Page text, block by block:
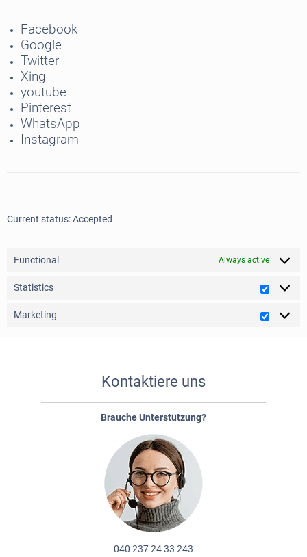
Facebook
Google
Twitter
Xing
youtube
Pinterest
WhatsApp
Instagram
Current status: Accepted
Functional Always active
Statistics
Marketing
Kontaktiere uns
Brauche Unterstützung?
040 237 24 33 243